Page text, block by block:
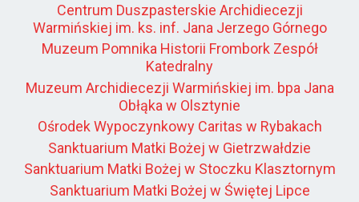
Centrum Duszpasterskie Archidiecezji
Warmińskiej im. ks. inf. Jana Jerzego Górnego
Muzeum Pomnika Historii Frombork Zespół
Katedralny
Muzeum Archidiecezji Warmińskiej im. bpa Jana
Obłąka w Olsztynie
Ośrodek Wypoczynkowy Caritas w Rybakach
Sanktuarium Matki Bożej w Gietrzwałdzie
Sanktuarium Matki Bożej w Stoczku Klasztornym
Sanktuarium Matki Bożej w Świętej Lipce